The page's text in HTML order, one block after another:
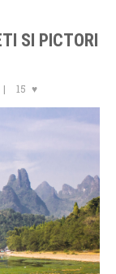
SI PICTORI
15